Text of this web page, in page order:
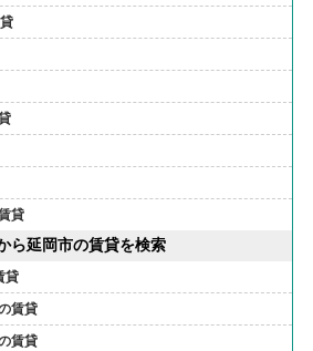
貸
ら延岡市の賃貸を検索
貸
賃貸
賃貸